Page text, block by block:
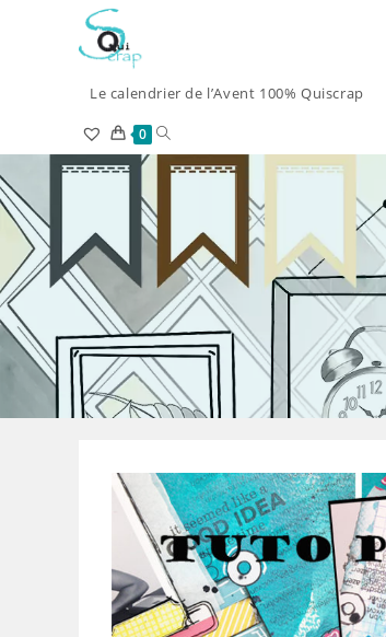
Le calendrier de l’Avent 100% Quiscrap
0 Toggle
website
search